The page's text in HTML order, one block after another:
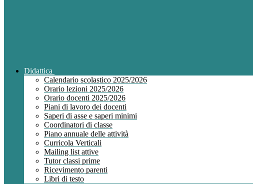
Didattica
Calendario scolastico 2025/2026
Orario lezioni 2025/2026
Orario docenti 2025/2026
Piani di lavoro dei docenti
Saperi di asse e saperi minimi
Coordinatori di classe
Piano annuale delle attività
Curricola Verticali
Mailing list attive
Tutor classi prime
Ricevimento parenti
Libri di testo